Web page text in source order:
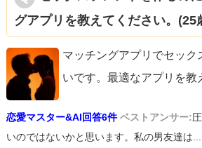
グアプリを教えてください。(25
マッチングアプリでセック
いです。最適なアプリを教
恋愛マスター&AI回答6件 ベストアンサー:
いのではないかと思います。私の男友達は...